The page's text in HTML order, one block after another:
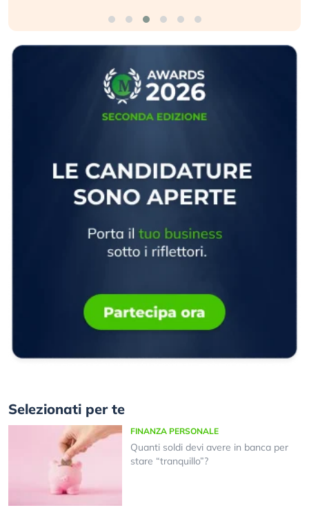
Selezionati per te
FINANZA PERSONALE
Quanti soldi devi avere in banca per
stare “tranquillo”?